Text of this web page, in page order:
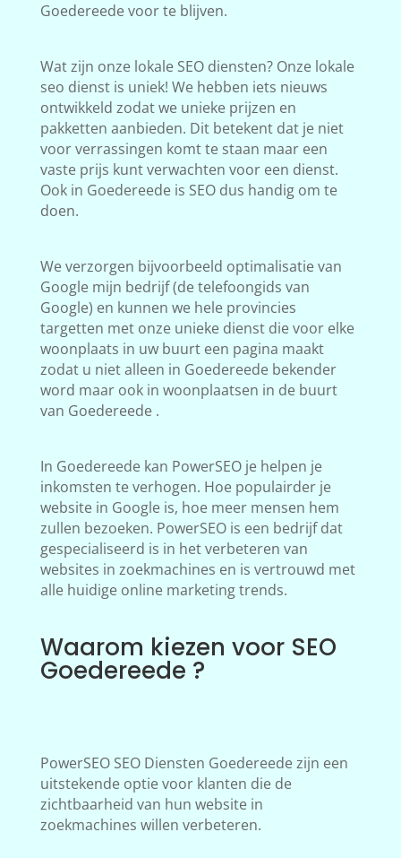
Goedereede voor te blijven.
Wat zijn onze lokale SEO diensten? Onze lokale
seo dienst is uniek! We hebben iets nieuws
ontwikkeld zodat we unieke prijzen en
pakketten aanbieden. Dit betekent dat je niet
voor verrassingen komt te staan maar een
vaste prijs kunt verwachten voor een dienst.
Ook in Goedereede is SEO dus handig om te
doen.
We verzorgen bijvoorbeeld optimalisatie van
Google mijn bedrijf (de telefoongids van
Google) en kunnen we hele provincies
targetten met onze unieke dienst die voor elke
woonplaats in uw buurt een pagina maakt
zodat u niet alleen in Goedereede bekender
word maar ook in woonplaatsen in de buurt
van Goedereede .
In Goedereede kan PowerSEO je helpen je
inkomsten te verhogen. Hoe populairder je
website in Google is, hoe meer mensen hem
zullen bezoeken. PowerSEO is een bedrijf dat
gespecialiseerd is in het verbeteren van
websites in zoekmachines en is vertrouwd met
alle huidige online marketing trends.
Waarom kiezen voor SEO
Goedereede ?
PowerSEO SEO Diensten Goedereede zijn een
uitstekende optie voor klanten die de
zichtbaarheid van hun website in
zoekmachines willen verbeteren.